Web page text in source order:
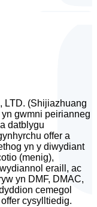
LTD. (Shijiazhuang
gwmni peirianneg
datblygu
offer a
yn y diwydiant
(menig),
eraill, ac
yn DMF, DMAC,
cemegol
cysylltiedig.